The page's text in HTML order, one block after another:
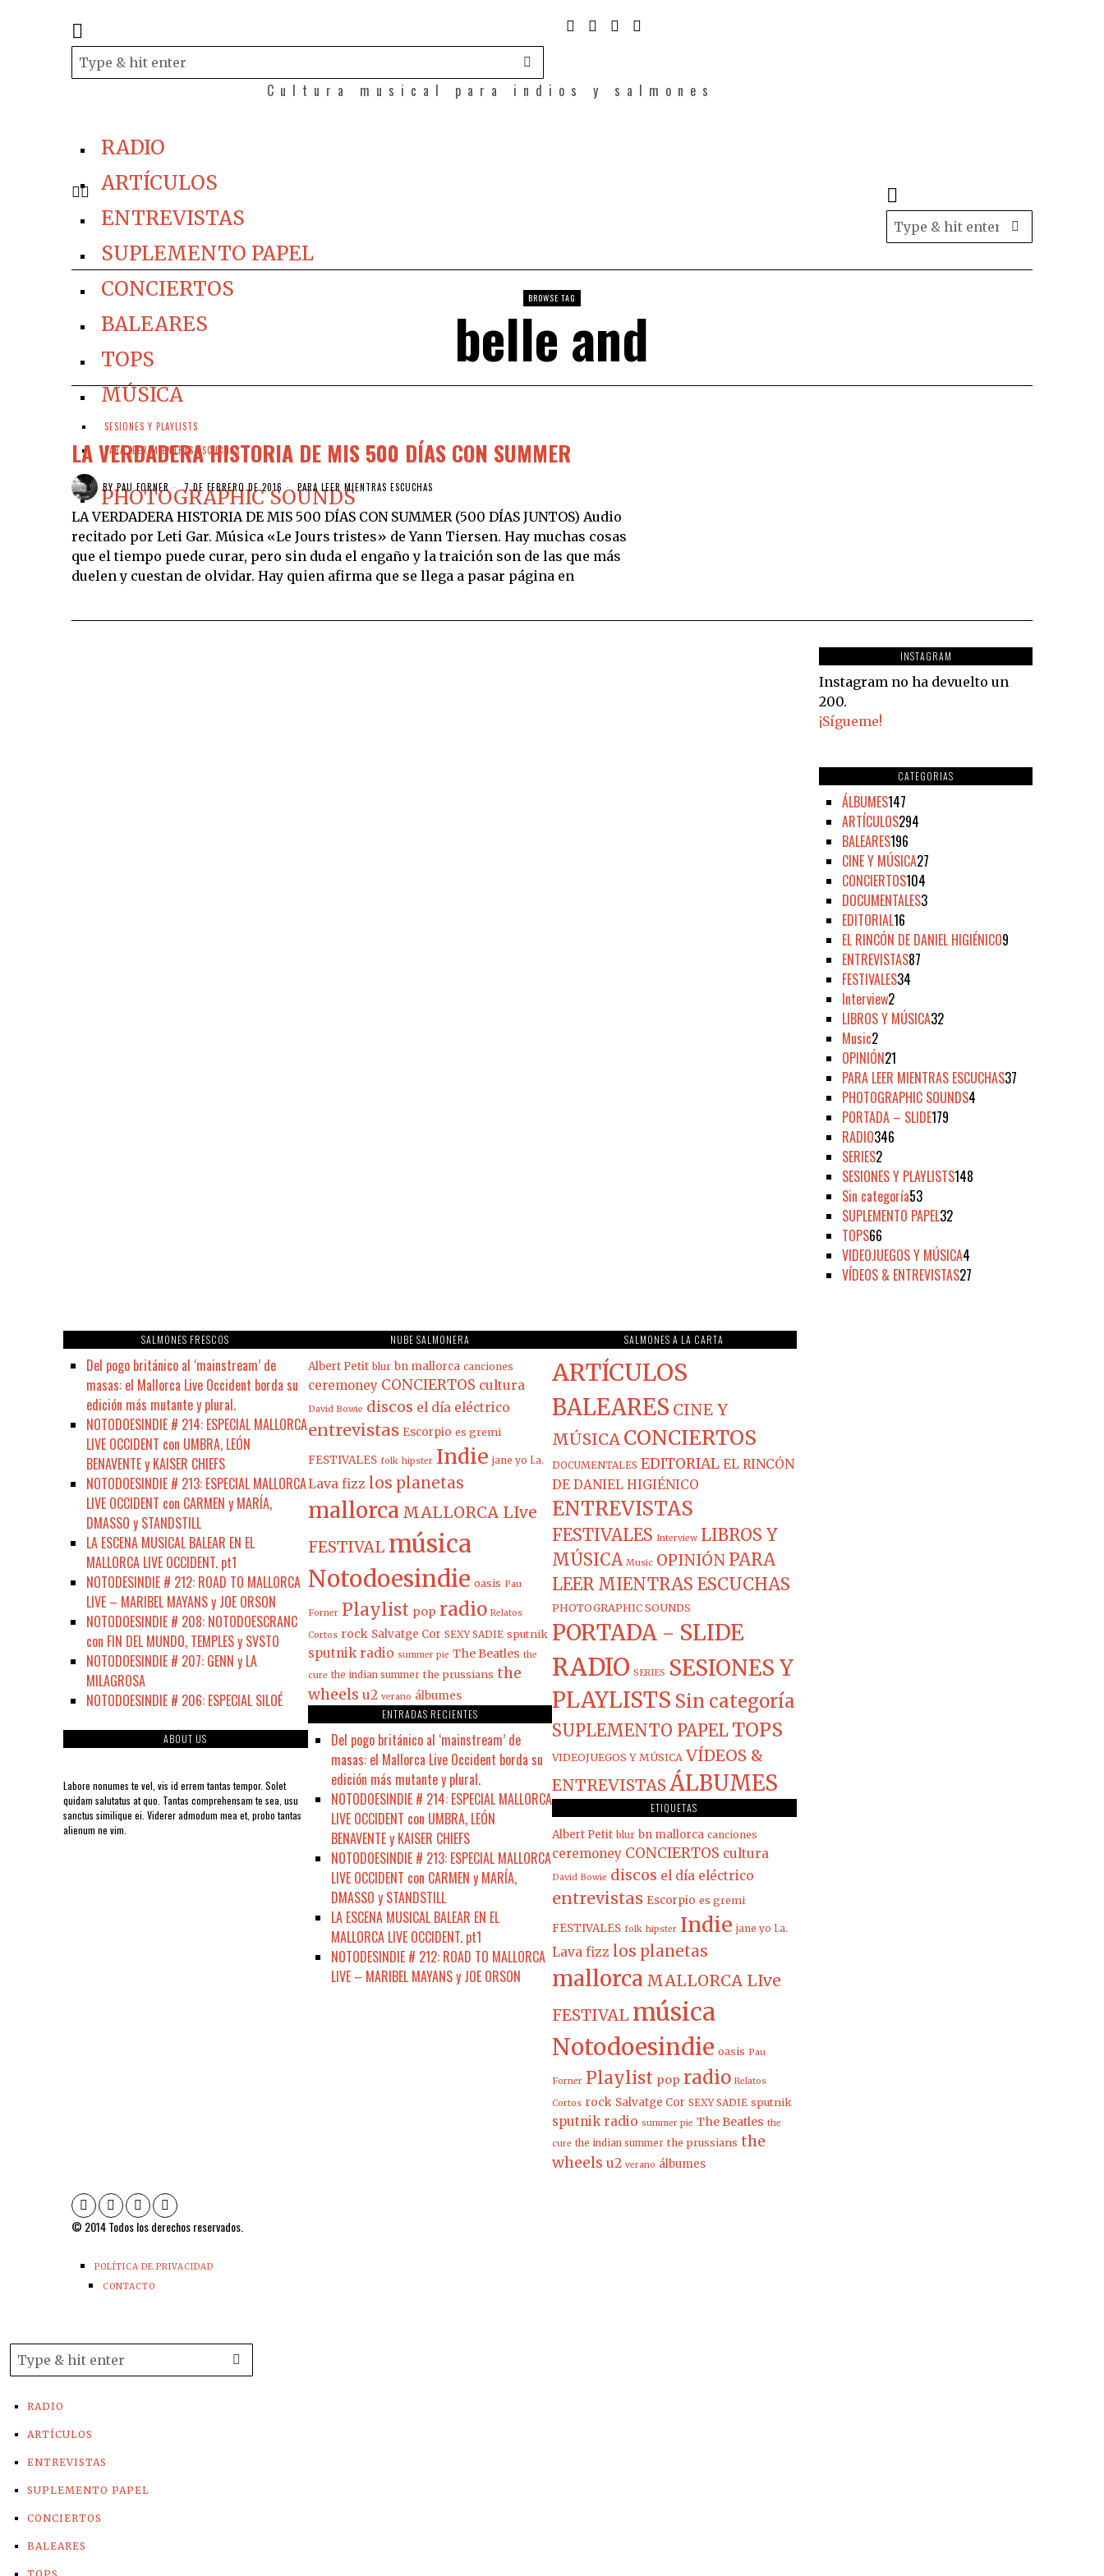
Cultura musical para indios y salmones
RADIO
ARTÍCULOS
ENTREVISTAS
SUPLEMENTO PAPEL
CONCIERTOS
BALEARES
TOPS
MÚSICA
SESIONES Y PLAYLISTS
PARA LEER MIENTRAS ESCUCHAS
PHOTOGRAPHIC SOUNDS
BROWSE TAG
belle and
LA VERDADERA HISTORIA DE MIS 500 DÍAS CON SUMMER
BYPAU FORNER 7 DE FEBRERO DE 2016 PARA LEER MIENTRAS ESCUCHAS
LA VERDADERA HISTORIA DE MIS 500 DÍAS CON SUMMER (500 DÍAS JUNTOS) Audio
recitado por Leti Gar. Música «Le Jours tristes» de Yann Tiersen. Hay muchas cosas
que el tiempo puede curar, pero sin duda el engaño y la traición son de las que más
duelen y cuestan de olvidar. Hay quien afirma que se llega a pasar página en
INSTAGRAM
Instagram no ha devuelto un
200.
¡Sígueme!
CATEGORIAS
ÁLBUMES147
ARTÍCULOS294
BALEARES196
CINE Y MÚSICA27
CONCIERTOS104
DOCUMENTALES3
EDITORIAL16
EL RINCÓN DE DANIEL HIGIÉNICO9
ENTREVISTAS87
FESTIVALES34
Interview2
LIBROS Y MÚSICA32
Music2
OPINIÓN21
PARA LEER MIENTRAS ESCUCHAS37
PHOTOGRAPHIC SOUNDS4
PORTADA – SLIDE179
RADIO346
SERIES2
SESIONES Y PLAYLISTS148
Sin categoría53
SUPLEMENTO PAPEL32
TOPS66
VIDEOJUEGOS Y MÚSICA4
VÍDEOS & ENTREVISTAS27
SALMONES FRESCOS
Del pogo británico al ‘mainstream’ de
masas: el Mallorca Live Occident borda su
edición más mutante y plural.
NOTODOESINDIE # 214: ESPECIAL MALLORCA
LIVE OCCIDENT con UMBRA, LEÓN
BENAVENTE y KAISER CHIEFS
NOTODOESINDIE # 213: ESPECIAL MALLORCA
LIVE OCCIDENT con CARMEN y MARÍA,
DMASSO y STANDSTILL
LA ESCENA MUSICAL BALEAR EN EL
MALLORCA LIVE OCCIDENT. pt1
NOTODESINDIE # 212: ROAD TO MALLORCA
LIVE – MARIBEL MAYANS y JOE ORSON
NOTODOESINDIE # 208: NOTODOESCRANC
con FIN DEL MUNDO, TEMPLES y SVSTO
NOTODOESINDIE # 207: GENN y LA
MILAGROSA
NOTODOESINDIE # 206: ESPECIAL SILOÉ
ABOUT US
Labore nonumes te vel, vis id errem tantas tempor. Solet
quidam salutatus at quo. Tantas comprehensam te sea, usu
sanctus similique ei. Viderer admodum mea et, probo tantas
alienum ne vim.
NUBE SALMONERA
Albert Petit blur bn mallorca canciones
ceremoney CONCIERTOS cultura
David Bowie discos el día eléctrico
entrevistas Escorpio es gremi
FESTIVALES folk hipster Indie jane yo l.a.
Lava fizz los planetas
mallorca MALLORCA LIve
FESTIVAL música
Notodoesindie oasis Pau
Forner Playlist pop radio Relatos
Cortos rock Salvatge Cor SEXY SADIE sputnik
sputnik radio summer pie The Beatles the
cure the indian summer the prussians the
wheels u2 verano álbumes
ENTRADAS RECIENTES
Del pogo británico al ‘mainstream’ de
masas: el Mallorca Live Occident borda su
edición más mutante y plural.
NOTODOESINDIE # 214: ESPECIAL MALLORCA
LIVE OCCIDENT con UMBRA, LEÓN
BENAVENTE y KAISER CHIEFS
NOTODOESINDIE # 213: ESPECIAL MALLORCA
LIVE OCCIDENT con CARMEN y MARÍA,
DMASSO y STANDSTILL
LA ESCENA MUSICAL BALEAR EN EL
MALLORCA LIVE OCCIDENT. pt1
NOTODESINDIE # 212: ROAD TO MALLORCA
LIVE – MARIBEL MAYANS y JOE ORSON
SALMONES A LA CARTA
ARTÍCULOS
BALEARES CINE Y
MÚSICA CONCIERTOS
DOCUMENTALES EDITORIAL EL RINCÓN
DE DANIEL HIGIÉNICO
ENTREVISTAS
FESTIVALES Interview LIBROS Y
MÚSICA Music OPINIÓN PARA
LEER MIENTRAS ESCUCHAS
PHOTOGRAPHIC SOUNDS
PORTADA - SLIDE
RADIO SERIES SESIONES Y
PLAYLISTS Sin categoría
SUPLEMENTO PAPEL TOPS
VIDEOJUEGOS Y MÚSICA VÍDEOS &
ENTREVISTASÁLBUMES
ETIQUETAS
Albert Petit blur bn mallorca canciones
ceremoney CONCIERTOS cultura
David Bowie discos el día eléctrico
entrevistas Escorpio es gremi
FESTIVALES folk hipster Indie jane yo l.a.
Lava fizz los planetas
mallorca MALLORCA LIve
FESTIVAL música
Notodoesindie oasis Pau
Forner Playlist pop radio Relatos
Cortos rock Salvatge Cor SEXY SADIE sputnik
sputnik radio summer pie The Beatles the
cure the indian summer the prussians the
wheels u2 verano álbumes
© 2014 Todos los derechos reservados.
POLÍTICA DE PRIVACIDAD
CONTACTO
RADIO
ARTÍCULOS
ENTREVISTAS
SUPLEMENTO PAPEL
CONCIERTOS
BALEARES